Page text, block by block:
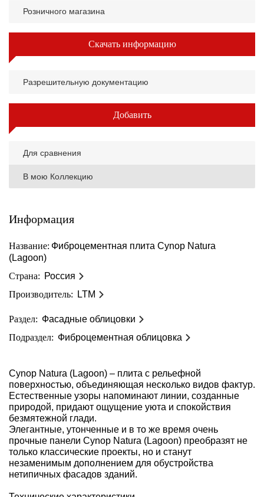
Розничного магазина
Скачать информацию
Разрешительную документацию
Добавить
Для сравнения
В мою Коллекцию
Информация
Название: Фиброцементная плита Cynop Natura
(Lagoon)
Страна: Россия
Производитель:
LTM
Раздел: Фасадные облицовки
Подраздел: Фиброцементная облицовка
Cynop Natura (Lagoon) – плита с рельефной
поверхностью, объединяющая несколько видов фактур.
Естественные узоры напоминают линии, созданные
природой, придают ощущение уюта и спокойствия
безмятежной глади.
Элегантные, утонченные и в то же время очень
прочные панели Cynop Natura (Lagoon) преобразят не
только классические проекты, но и станут
незаменимым дополнением для обустройства
нетипичных фасадов зданий.